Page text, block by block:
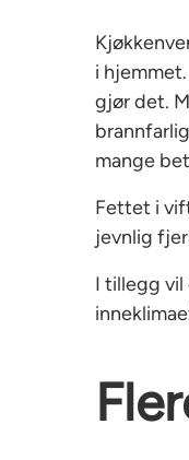
i
gjør det.
mange
Fettet i
jevnlig
I tillegg